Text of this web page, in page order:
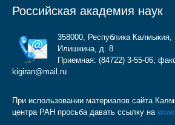
Российская академия наук
358000, Республика
Илишкина, д. 8
Приемная: (84722) 3-55-06,
kigiran@mail.ru
При использовании материалов сайта
центра РАН просьба давать ссылку на